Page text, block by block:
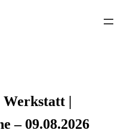
Werkstatt |
– 09.08.2026